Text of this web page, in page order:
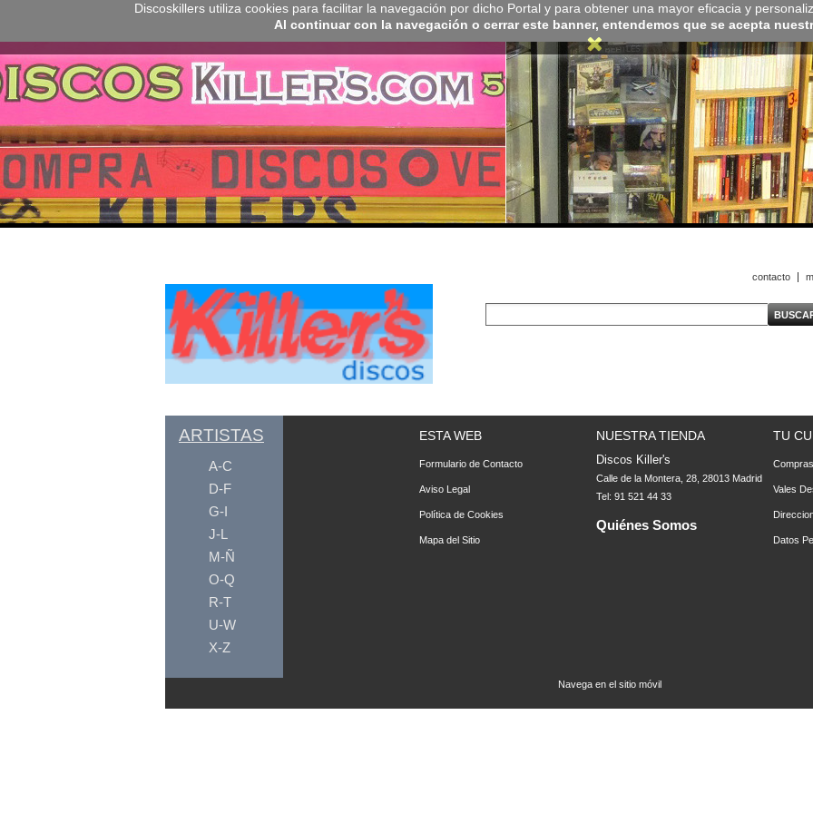
Discoskillers utiliza cookies para facilitar la navegación por dicho Portal y para obtener una mayor eficacia y
Al continuar con la navegación o cerrar este banner, entendemos que se acepta
contacto
ARTISTAS
A-C
D-F
G-I
J-L
M-Ñ
O-Q
R-T
U-W
X-Z
ESTA WEB
Formulario de Contacto
Aviso Legal
Política de Cookies
Mapa del Sitio
NUESTRA TIENDA
Discos Killer's
Calle de la Montera, 28, 28013 Madrid
Tel: 91 521 44 33
Quiénes Somos
TU
Compras
Vales
Datos
Navega en el sitio móvil